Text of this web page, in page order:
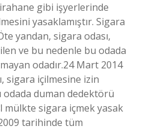
gibi işyerlerinde
yasaklamıştır. Sigara
yandan, sigara odası,
ve bu nedenle bu odada
odadır.24 Mart 2014
sigara içilmesine izin
duman dedektörü
mülkte sigara içmek yasak
tarihinde tüm